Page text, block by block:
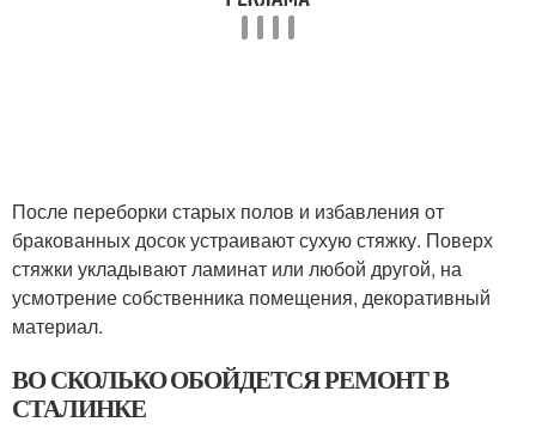
После переборки старых полов и избавления от
бракованных досок устраивают сухую стяжку. Поверх
стяжки укладывают ламинат или любой другой, на
усмотрение собственника помещения, декоративный
материал.
ВО СКОЛЬКО ОБОЙДЕТСЯ РЕМОНТ В
СТАЛИНКЕ